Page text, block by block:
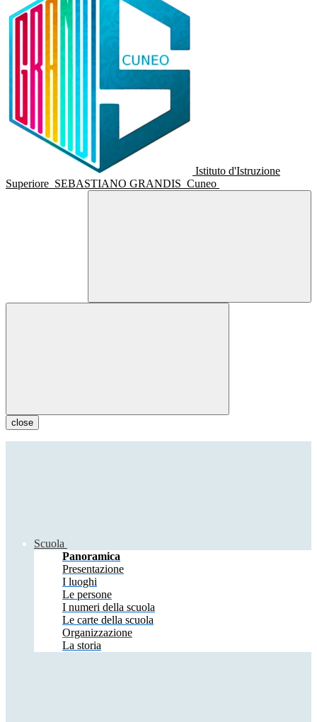
Istituto d'Istruzione
Superiore SEBASTIANO GRANDIS Cuneo
close
Scuola
Panoramica
Presentazione
I luoghi
Le persone
I numeri della scuola
Le carte della scuola
Organizzazione
La storia